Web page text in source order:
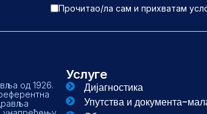
Прочитао/ла сам и прихватам
од 1926.
Услуге
Дијагностика
Упутства и документа-